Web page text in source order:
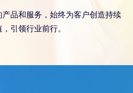
品和服务，始终为客户创造持续
引领行业前行。